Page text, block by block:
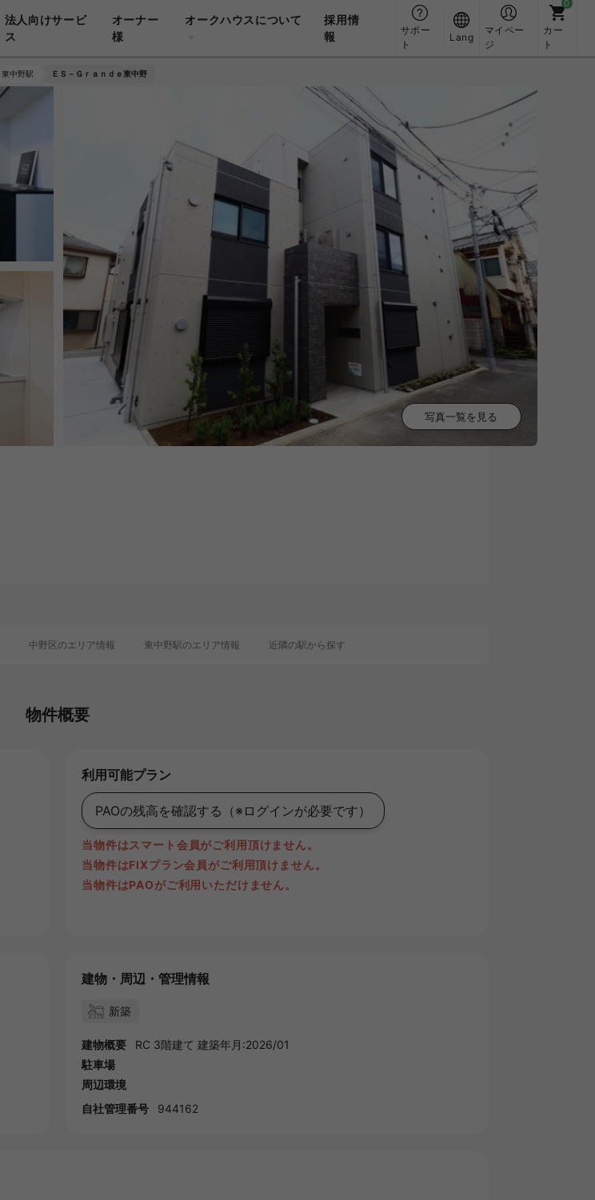
法人向けサービ
ス
オーナー
様
オークハウスについて
採用情
報
サポー
ト
Lang
マイペー
ジ
カー
ト
東中野駅 ＥＳ－Ｇｒａｎｄｅ東中野
写真一覧を見る
中野区のエリア情報 東中野駅のエリア情報 近隣の駅から探す
物件概要
利用可能プラン
PAOの残高を確認する （※ログインが必要です）
当物件はスマート会員がご利用頂けません。
当物件はFIXプラン会員がご利用頂けません。
当物件はPAOがご利用いただけません。
建物・周辺・管理情報
新築
建物概要
RC 3階建て 建築年月:2026/01
駐車場
周辺環境
自社管理番号
944162